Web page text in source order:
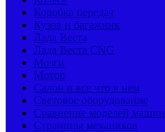
Коробка передач
Кузов и багажник
Лада Веста
Лада Веста CNG
Мозги
Мотор
Салон и все что в нем
Световое оборудование
Сравнение моделей машин
Страницы механиков